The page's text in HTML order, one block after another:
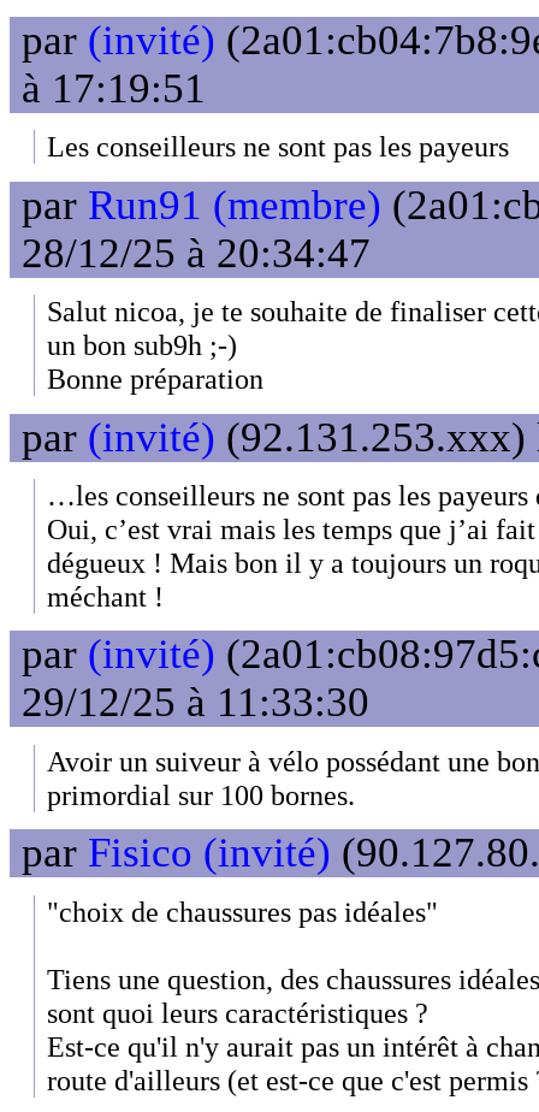
par (invité)
à 17:19:51
Les conseilleurs ne sont pas les payeurs
par Run91 (membre)
28/12/25 à 20:34:47
Salut nicoa, je te souhaite de finaliser
un bon sub9h ;-)
Bonne préparation
par (invité) (92.131.253.xxx)
…les conseilleurs ne sont pas les
Oui, c’est vrai mais les temps que j’ai
dégueux ! Mais bon il y a toujours un
méchant !
par (invité)
29/12/25 à 11:33:30
Avoir un suiveur à vélo possédant une
primordial sur 100 bornes.
par Fisico (invité)
"choix de chaussures pas idéales"
Tiens une question, des chaussures
sont quoi leurs caractéristiques ?
Est-ce qu'il n'y aurait pas un intérêt à
route d'ailleurs (et est-ce que c'est permis